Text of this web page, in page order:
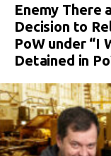
Enemy There
Decision to
PoW under “I
Detained in